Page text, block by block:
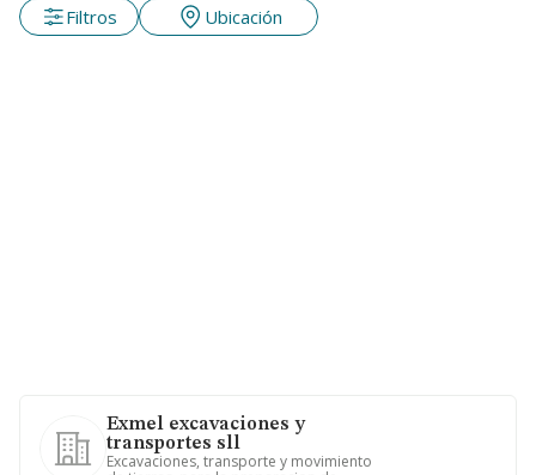
Filtros Ubicación
Exmel excavaciones y
transportes sll
Excavaciones, transporte y movimiento